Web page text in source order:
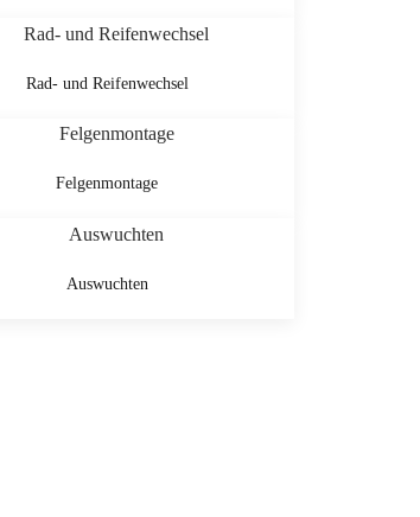
Rad- und Reifenwechsel
Felgenmontage
Auswuchten